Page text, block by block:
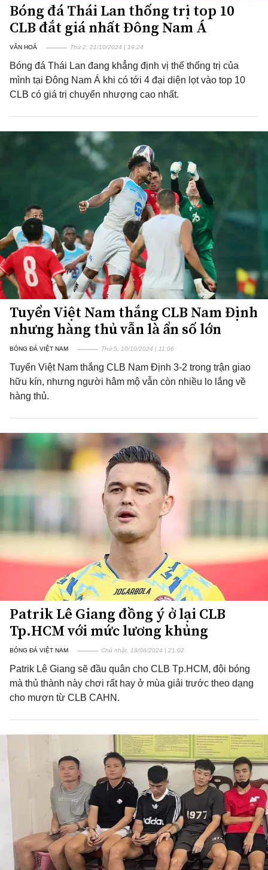
Bóng đá Thái Lan thống trị top 10
CLB đắt giá nhất Đông Nam Á
VĂN HOÁ Thứ 2, 21/10/2024 | 19:24
Bóng đá Thái Lan đang khẳng định vị thế thống trị của
mình tại Đông Nam Á khi có tới 4 đại diện lọt vào top 10
CLB có giá trị chuyển nhượng cao nhất.
Tuyển Việt Nam thắng CLB Nam Định
nhưng hàng thủ vẫn là ẩn số lớn
BÓNG ĐÁ VIỆT NAM Thứ 5, 10/10/2024 | 11:06
Tuyển Việt Nam thắng CLB Nam Định 3-2 trong trận giao
hữu kín, nhưng người hâm mộ vẫn còn nhiều lo lắng về
hàng thủ.
Patrik Lê Giang đồng ý ở lại CLB
Tp.HCM với mức lương khủng
BÓNG ĐÁ VIỆT NAM Chủ nhật, 18/08/2024 | 21:02
Patrik Lê Giang sẽ đầu quân cho CLB Tp.HCM, đội bóng
mà thủ thành này chơi rất hay ở mùa giải trước theo dạng
cho mượn từ CLB CAHN.